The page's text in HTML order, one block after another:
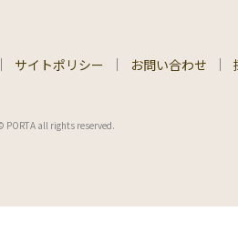
サイトポリシー お問い合わせ
PORTA all rights reserved.